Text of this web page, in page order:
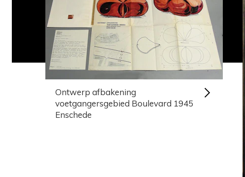
Ontwerp afbakening
voetgangersgebied Boulevard 1945
Enschede